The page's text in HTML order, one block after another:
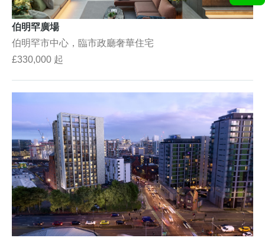
伯明罕廣場
伯明罕市中心，臨市政廳奢華住宅
£330,000 起